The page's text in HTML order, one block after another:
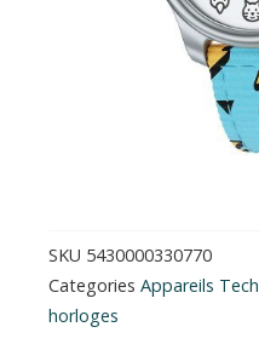
SKU 5430000330770
Categories Appareils Tech
horloges